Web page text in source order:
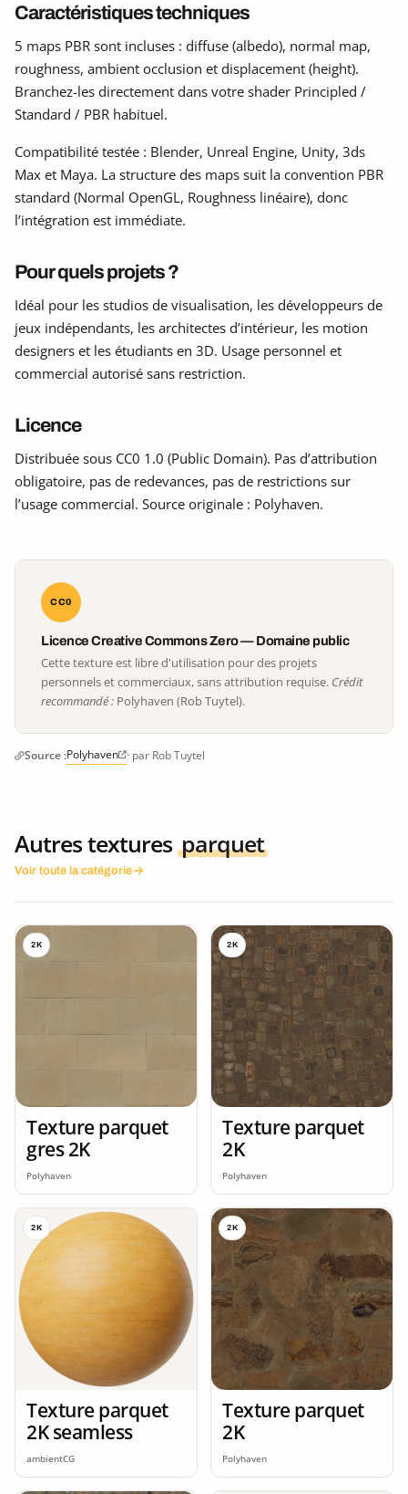
Caractéristiques techniques
5 maps PBR sont incluses : diffuse (albedo), normal map,
roughness, ambient occlusion et displacement (height).
Branchez-les directement dans votre shader Principled /
Standard / PBR habituel.
Compatibilité testée : Blender, Unreal Engine, Unity, 3ds
Max et Maya. La structure des maps suit la convention PBR
standard (Normal OpenGL, Roughness linéaire), donc
l’intégration est immédiate.
Pour quels projets ?
Idéal pour les studios de visualisation, les développeurs de
jeux indépendants, les architectes d’intérieur, les motion
designers et les étudiants en 3D. Usage personnel et
commercial autorisé sans restriction.
Licence
Distribuée sous CC0 1.0 (Public Domain). Pas d’attribution
obligatoire, pas de redevances, pas de restrictions sur
l’usage commercial. Source originale : Polyhaven.
CC0
Licence Creative Commons Zero — Domaine public
Cette texture est libre d'utilisation pour des projets
personnels et commerciaux, sans attribution requise. Crédit
recommandé : Polyhaven (Rob Tuytel).
Source :Polyhaven · par Rob Tuytel
Autres textures parquet
Voir toute la catégorie
2K
Texture parquet
gres 2K
Polyhaven
2K
Texture parquet
2K
Polyhaven
2K
Texture parquet
2K seamless
ambientCG
2K
Texture parquet
2K
Polyhaven